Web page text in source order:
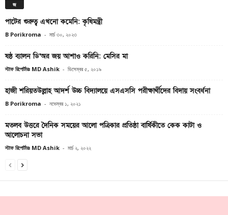
জ
পাটের গুরুত্ব এখনো কমেনি: কৃষিমন্ত্রী
B Porikroma - মার্চ ৩০, ২০২৩
ষষ্ঠ ব্যালন ডি’অর জয় আশাও করিনি: মেসির মা
স্টাফ রিপোর্টারঃ MD Ashik - ডিসেম্বর ৫, ২০১৯
হাজী শরিয়তউল্লাহ আদর্শ উচ্চ বিদ্যালয়ে এসএসসি পরীক্ষার্থীদের বিদায় সংবর্ধনা
B Porikroma - নভেম্বর ১, ২০২১
মতলব উত্তরে দৈনিক সময়ের আলো পত্রিকার প্রতিষ্ঠা বার্ষিকীতে কেক কাটা ও
আলোচনা সভা
স্টাফ রিপোর্টারঃ MD Ashik - মার্চ ২, ২০২২